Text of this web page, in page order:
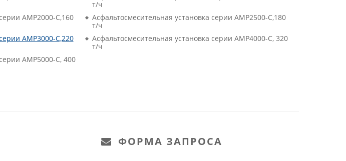
т/ч
AMP2000-C,160
Асфальтосмесительная установка серии AMP2500-C,180
т/ч
AMP3000-C,220
Асфальтосмесительная установка серии AMP4000-C, 320
т/ч
AMP5000-C, 400
ФОРМА ЗАПРОСА